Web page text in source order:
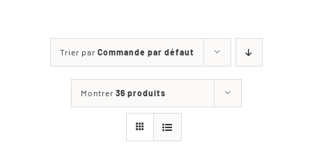
A propos de l’atelier
La Boutique
Trier par Commande par défaut
Montrer 36 produits